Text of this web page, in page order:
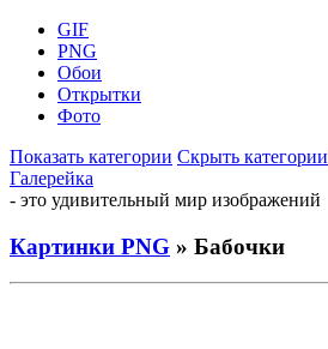
GIF
PNG
Обои
Открытки
Фото
Показать категории Скрыть категории
Галерейка
- это удивительный мир изображений
Картинки PNG » Бабочки